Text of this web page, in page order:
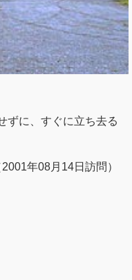
ずに、すぐに立ち去る
2001年08月14日訪問）